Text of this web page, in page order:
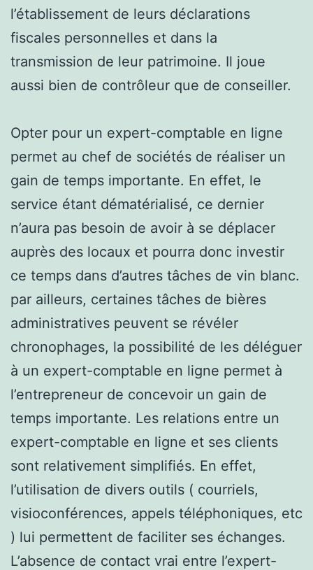
l’établissement de leurs déclarations
fiscales personnelles et dans la
transmission de leur patrimoine. Il joue
aussi bien de contrôleur que de conseiller.
Opter pour un expert-comptable en ligne
permet au chef de sociétés de réaliser un
gain de temps importante. En effet, le
service étant dématérialisé, ce dernier
n’aura pas besoin de avoir à se déplacer
auprès des locaux et pourra donc investir
ce temps dans d’autres tâches de vin blanc.
par ailleurs, certaines tâches de bières
administratives peuvent se révéler
chronophages, la possibilité de les déléguer
à un expert-comptable en ligne permet à
l’entrepreneur de concevoir un gain de
temps importante. Les relations entre un
expert-comptable en ligne et ses clients
sont relativement simplifiés. En effet,
l’utilisation de divers outils ( courriels,
visioconférences, appels téléphoniques, etc
) lui permettent de faciliter ses échanges.
L’absence de contact vrai entre l’expert-